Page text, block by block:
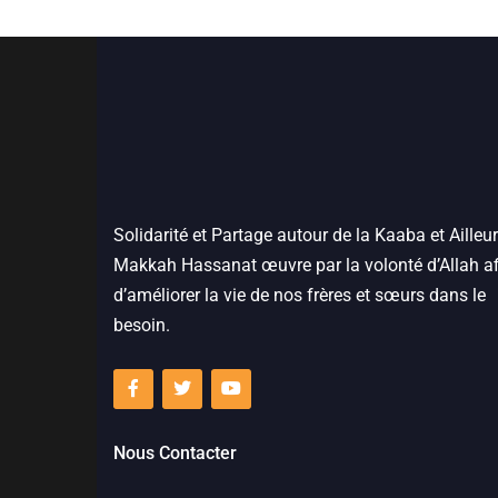
Solidarité et Partage autour de la Kaaba et
Makkah Hassanat œuvre par la volonté d’Allah
d’améliorer la vie de nos frères et sœurs dans le
besoin.
Nous Contacter